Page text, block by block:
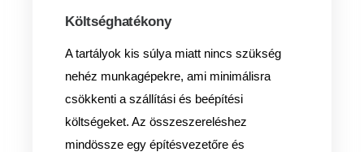
Költséghatékony
A tartályok kis súlya miatt nincs szükség
nehéz munkagépekre, ami minimálisra
csökkenti a szállítási és beépítési
költségeket. Az összeszereléshez
mindössze egy építésvezetőre és